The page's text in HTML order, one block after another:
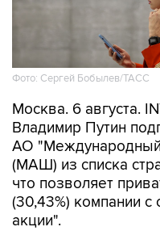
Фото: Сергей Бобылев/ТАСС
Москва. 6 августа.
Владимир Путин
АО
(МАШ) из списка
что позволяет
(30,43%) компании с
акции".